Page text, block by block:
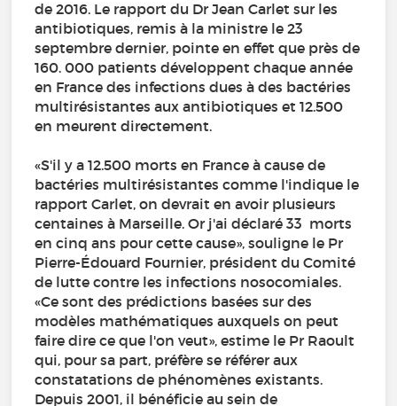
de 2016. Le rapport du Dr Jean Carlet sur les
antibiotiques, remis à la ministre le 23
septembre dernier, pointe en effet que près de
160. 000 patients développent chaque année
en France des infections dues à des bactéries
multirésistantes aux antibiotiques et 12.500
en meurent directement.
«S'il y a 12.500 morts en France à cause de
bactéries multirésistantes comme l'indique le
rapport Carlet, on devrait en avoir plusieurs
centaines à Marseille. Or j'ai déclaré 33 morts
en cinq ans pour cette cause», souligne le Pr
Pierre-Édouard Fournier, président du Comité
de lutte contre les infections nosocomiales.
«Ce sont des prédictions basées sur des
modèles mathématiques auxquels on peut
faire dire ce que l'on veut», estime le Pr Raoult
qui, pour sa part, préfère se référer aux
constatations de phénomènes existants.
Depuis 2001, il bénéficie au sein de